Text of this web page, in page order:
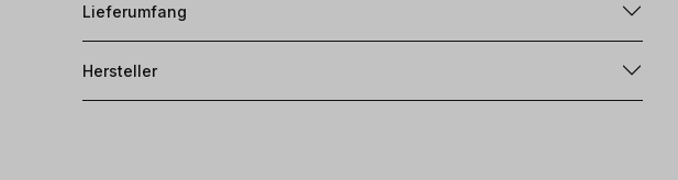
Lieferumfang
Hersteller